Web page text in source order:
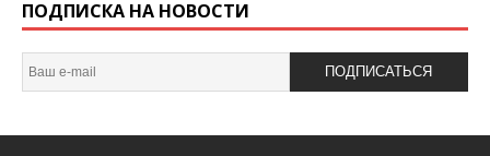
ПОДПИСКА НА НОВОСТИ
ПОДПИСАТЬСЯ